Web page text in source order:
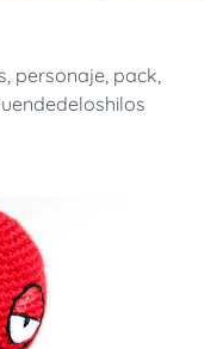
, personaje, pack,